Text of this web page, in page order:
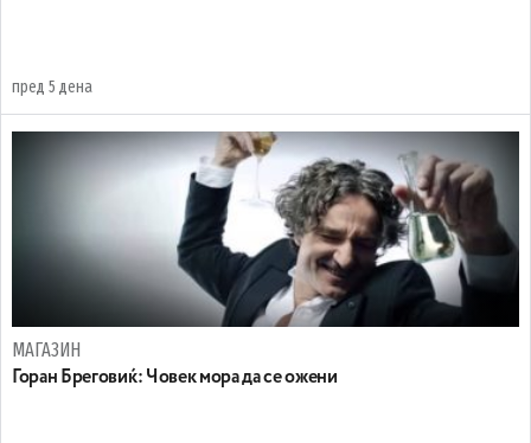
пред 5 дена
МАГАЗИН
Горан Бреговиќ: Човек мора да се ожени